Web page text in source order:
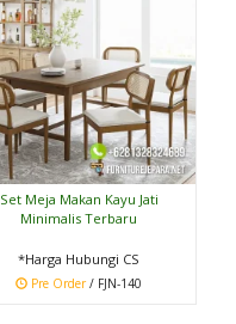
Set Meja Makan Kayu Jati
Minimalis Terbaru
*Harga Hubungi CS
Pre Order/ FJN-140